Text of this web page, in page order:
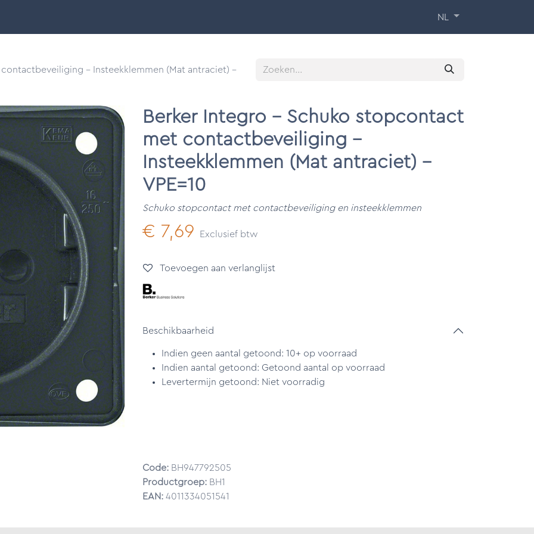
NL
- Insteekklemmen (Mat antraciet) -
Berker Integro - Schuko stopcontact
met contactbeveiliging -
Insteekklemmen (Mat antraciet) -
VPE=10
Schuko stopcontact met contactbeveiliging en insteekklemmen
€ 7,69 Exclusief btw
Toevoegen aan verlanglijst
Beschikbaarheid
Indien geen aantal getoond: 10+ op voorraad
Indien aantal getoond: Getoond aantal op voorraad
Levertermijn getoond: Niet voorradig
Code: BH947792505
Productgroep: BH1
EAN: 4011334051541